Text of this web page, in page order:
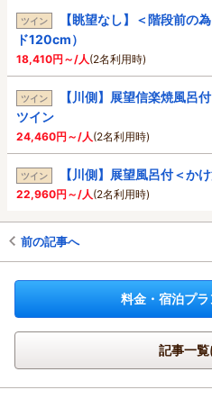
ツイン
【眺望なし】＜階段前の
ド120cm）
18,410円～/人 (2名利用時)
ツイン
【川側】展望信楽焼風呂
ツイン
24,460円～/人 (2名利用時)
ツイン 【川側】展望風呂付＜か
22,960円～/人 (2名利用時)
前の記事へ
料金・宿泊プ
記事一覧